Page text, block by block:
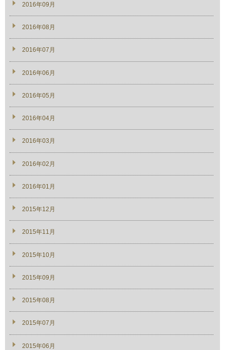
2016年09月
2016年08月
2016年07月
2016年06月
2016年05月
2016年04月
2016年03月
2016年02月
2016年01月
2015年12月
2015年11月
2015年10月
2015年09月
2015年08月
2015年07月
2015年06月